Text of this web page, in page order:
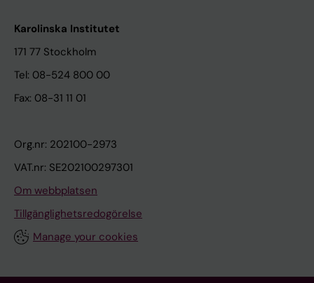
Karolinska Institutet
171 77 Stockholm
Tel: 08-524 800 00
Fax: 08-31 11 01
Org.nr: 202100-2973
VAT.nr: SE202100297301
Om webbplatsen
Tillgänglighetsredogörelse
Manage your cookies